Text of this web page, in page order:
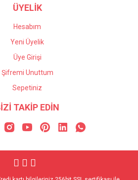
ÜYELİK
Hesabım
Yeni Üyelik
Üye Girişi
Şifremi Unuttum
Sepetiniz
TAKİP EDİN